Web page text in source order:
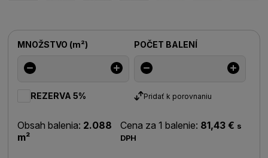
MNOŽSTVO (m²) POČET BALENÍ
REZERVA 5% Pridať k porovnaniu
Obsah balenia: 2.088
m²
Cena za 1 balenie: 81,43 € s
DPH